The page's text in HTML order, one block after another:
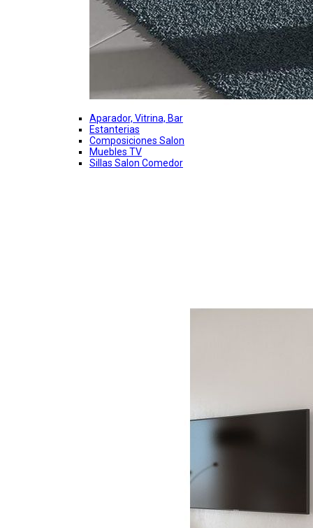
Aparador, Vitrina, Bar
Estanterias
Composiciones Salon
Muebles TV
Sillas Salon Comedor